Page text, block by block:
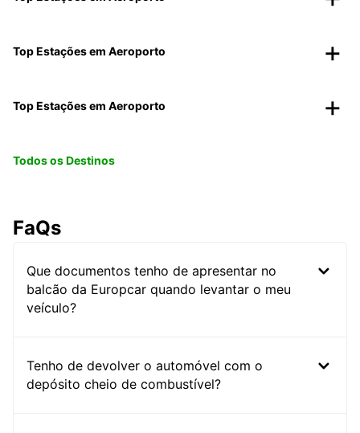
Top Estações em Aeroporto
Top Estações em Aeroporto
Todos os Destinos
FaQs
Que documentos tenho de apresentar no
balcão da Europcar quando levantar o meu
veículo?
Tenho de devolver o automóvel com o
depósito cheio de combustível?